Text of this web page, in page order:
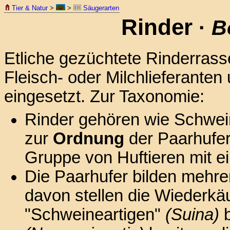
Tier & Natur> > Säugerarten
Rinder ·
Etliche gezüchtete
Fleisch- oder
eingesetzt. Zur Taxonomie:
Rinder gehören wie
zur Ordnung der
Gruppe von Huftieren mit
Die Paarhufer bilden
davon stellen die
"Schweineartigen" (Suina)